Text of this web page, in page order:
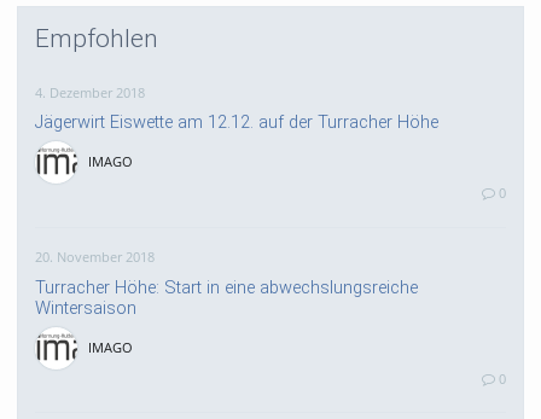
Empfohlen
4. Dezember 2018
Jägerwirt Eiswette am 12.12. auf der Turracher Höhe
IMAGO
0
20. November 2018
Turracher Höhe: Start in eine abwechslungsreiche
Wintersaison
IMAGO
0